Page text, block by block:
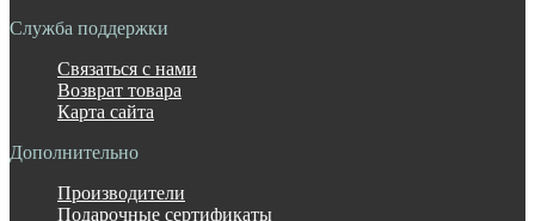
Служба поддержки
Связаться с нами
Возврат товара
Карта сайта
Дополнительно
Производители
Подарочные сертификаты